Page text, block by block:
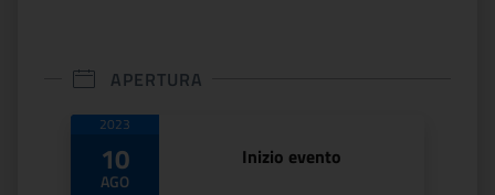
APERTURA
Date di apertura
2023
10
AGO
Inizio evento